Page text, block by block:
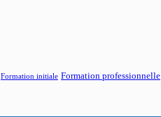
Formation initiale Formation professionnelle